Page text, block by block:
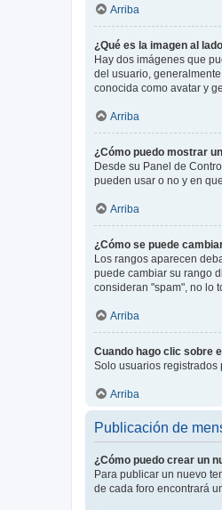
Arriba
¿Qué es la imagen al
Hay dos imágenes que
del usuario,
conocida como avatar y
Arriba
¿Cómo puedo mostrar
Desde su Panel de
pueden usar o no y en
Arriba
¿Cómo se puede
Los rangos aparecen
puede cambiar su rango
consideran "spam", no lo
Arriba
Cuando hago clic sobre
Solo usuarios registrados
Arriba
Publicación de
¿Cómo puedo crear un
Para publicar un nuevo
de cada foro encontrará